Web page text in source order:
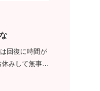
回復に時間が
みして無事…